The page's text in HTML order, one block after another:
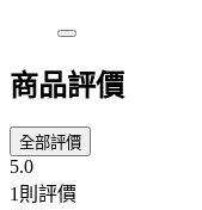
商品評價
全部評價
5.0
1則評價